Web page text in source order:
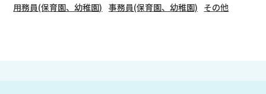
用務員(保育園、幼稚園) 事務員(保育園、幼稚園) その他